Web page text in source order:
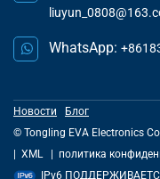
WhatsApp:
Новости
Блог
© Tongling EVA Electronics
| XML | политика
IPv6